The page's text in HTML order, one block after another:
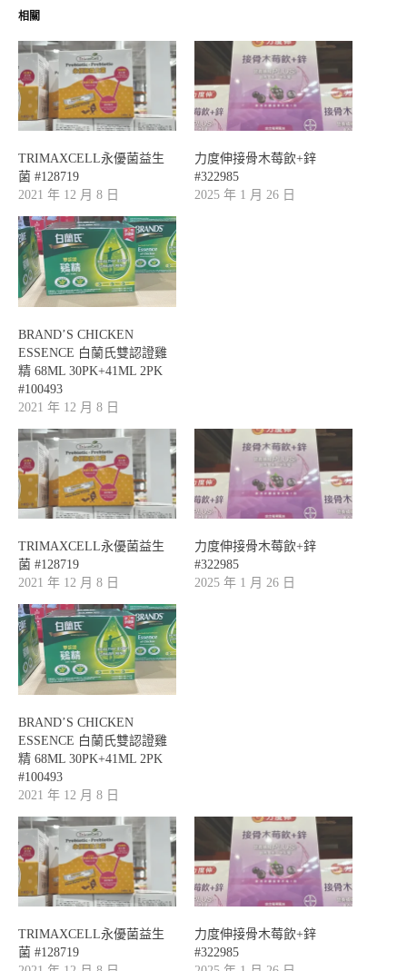
相關
TRIMAXCELL永優菌益生
菌 #128719
2021 年 12 月 8 日
力度伸接骨木莓飲+鋅
#322985
2025 年 1 月 26 日
BRAND’S CHICKEN
ESSENCE 白蘭氏雙認證雞
精 68ML 30PK+41ML 2PK
#100493
2021 年 12 月 8 日
TRIMAXCELL永優菌益生
菌 #128719
2021 年 12 月 8 日
力度伸接骨木莓飲+鋅
#322985
2025 年 1 月 26 日
BRAND’S CHICKEN
ESSENCE 白蘭氏雙認證雞
精 68ML 30PK+41ML 2PK
#100493
2021 年 12 月 8 日
TRIMAXCELL永優菌益生
菌 #128719
力度伸接骨木莓飲+鋅
#322985